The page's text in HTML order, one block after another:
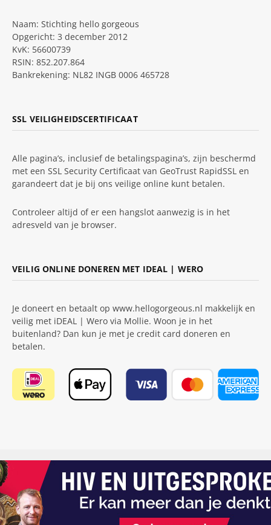
Naam: Stichting hello gorgeous
Opgericht: 3 december 2012
KvK: 56600739
RSIN: 852.207.864
Bankrekening: NL82 INGB 0006 465728
SSL VEILIGHEIDSCERTIFICAAT
Alle pagina’s, inclusief de betalingspagina’s, zijn beschermd
met een SSL Security Certificaat van GeoTrust RapidSSL en
garandeert dat je bij ons veilige online kunt betalen.
Controleer altijd of er een hangslot aanwezig is in het
adresveld van je browser.
VEILIG ONLINE DONEREN MET IDEAL | WERO
Je doneert en betaalt op www.hellogorgeous.nl makkelijk en
veilig met iDEAL | Wero via Mollie. Woon je in het
buitenland? Dan kun je met je credit card doneren en
betalen.